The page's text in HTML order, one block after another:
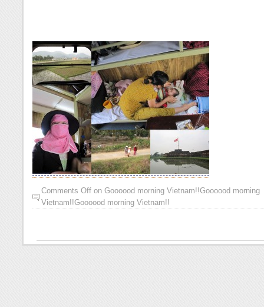
Comments Off on Goooood morning Vietnam!!Goooood morning
Vietnam!!Goooood morning Vietnam!!